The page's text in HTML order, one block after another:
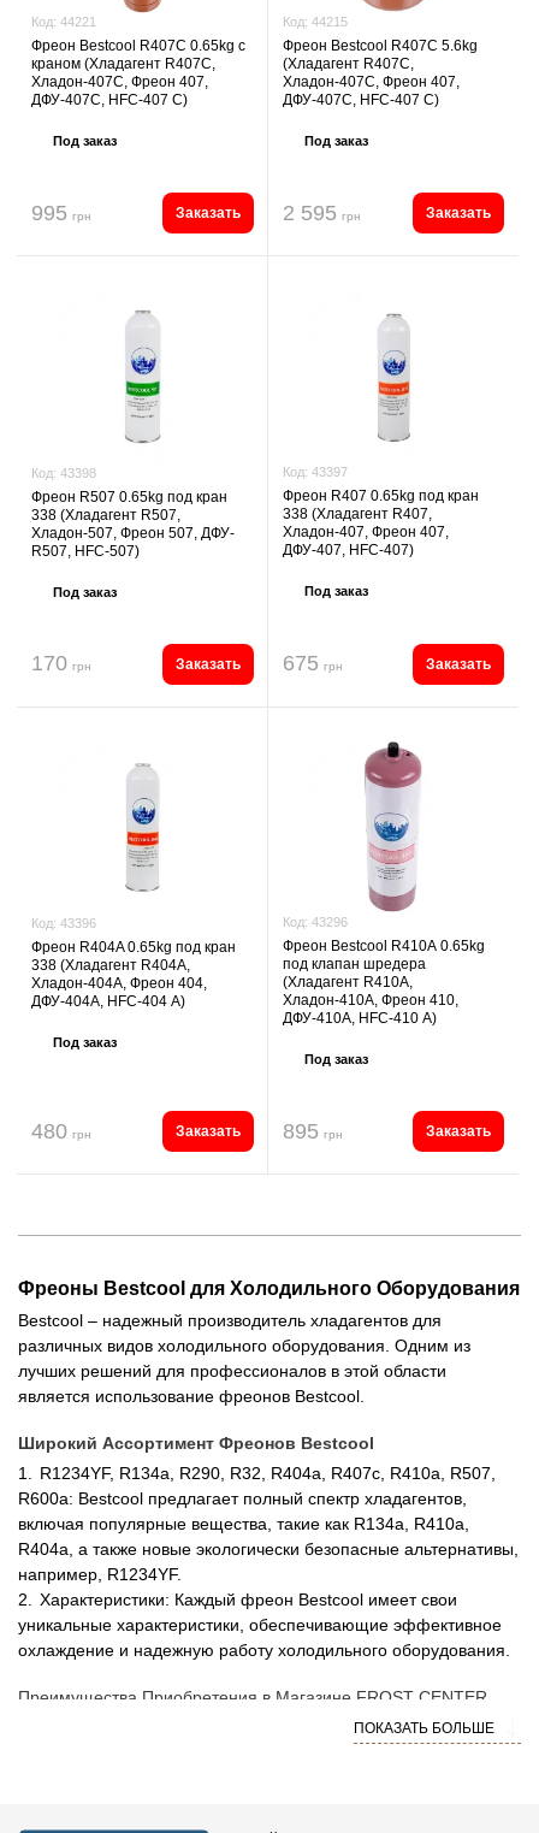
Код: 44221
Фреон Bestcool R407C 0.65kg с
краном (Хладагент R407C,
Хладон-407C, Фреон 407,
ДФУ-407C, HFC-407 C)
Под заказ
995 грн Заказать
Код: 44215
Фреон Bestcool R407C 5.6kg
(Хладагент R407C,
Хладон-407C, Фреон 407,
ДФУ-407C, HFC-407 C)
Под заказ
2 595 грн Заказать
Код: 43398
Фреон R507 0.65kg под кран
338 (Хладагент R507,
Хладон-507, Фреон 507, ДФУ-
R507, HFC-507)
Под заказ
170 грн Заказать
Код: 43397
Фреон R407 0.65kg под кран
338 (Хладагент R407,
Хладон-407, Фреон 407,
ДФУ-407, HFC-407)
Под заказ
675 грн Заказать
Код: 43396
Фреон R404A 0.65kg под кран
338 (Хладагент R404A,
Хладон-404A, Фреон 404,
ДФУ-404A, HFC-404 А)
Под заказ
480 грн Заказать
Код: 43296
Фреон Bestcool R410А 0.65kg
под клапан шредера
(Хладагент R410А,
Хладон-410А, Фреон 410,
ДФУ-410А, HFC-410 А)
Под заказ
895 грн Заказать
Фреоны Bestcool для Холодильного Оборудования
Bestcool – надежный производитель хладагентов для
различных видов холодильного оборудования. Одним из
лучших решений для профессионалов в этой области
является использование фреонов Bestcool.
Широкий Ассортимент Фреонов Bestcool
R1234YF, R134a, R290, R32, R404a, R407c, R410a, R507,
R600a: Bestcool предлагает полный спектр хладагентов,
включая популярные вещества, такие как R134a, R410a,
R404a, а также новые экологически безопасные альтернативы,
например, R1234YF.
Характеристики: Каждый фреон Bestcool имеет свои
уникальные характеристики, обеспечивающие эффективное
охлаждение и надежную работу холодильного оборудования.
Преимущества Приобретения в Магазине FROST CENTER
Оптовые Цены: FROST CENTER предлагает
Bestcool в различных упаковках: от баллонов и флаконов
ПОКАЗАТЬ БОЛЬШЕ